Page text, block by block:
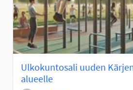
Ulkokuntosali uuden
alueelle